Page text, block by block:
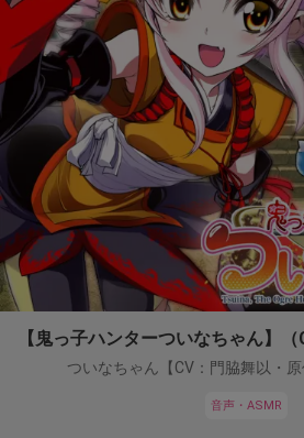
ついなちゃん【CV：門脇舞以・原
音声・ASMR